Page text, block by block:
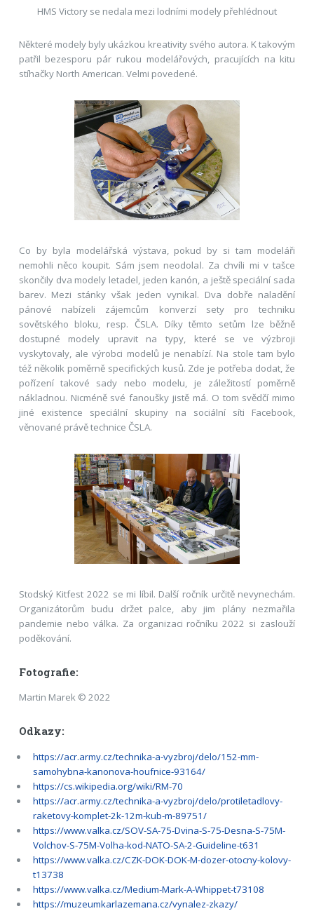
HMS Victory se nedala mezi lodními modely přehlédnout
Některé modely byly ukázkou kreativity svého autora. K takovým
patřil bezesporu pár rukou modelářových, pracujících na kitu
stíhačky North American. Velmi povedené.
Co by byla modelářská výstava, pokud by si tam modeláři
nemohli něco koupit. Sám jsem neodolal. Za chvíli mi v tašce
skončily dva modely letadel, jeden kanón, a ještě speciální sada
barev. Mezi stánky však jeden vynikal. Dva dobře naladění
pánové nabízeli zájemcům konverzí sety pro techniku
sovětského bloku, resp. ČSLA. Díky těmto setům lze běžně
dostupné modely upravit na typy, které se ve výzbroji
vyskytovaly, ale výrobci modelů je nenabízí. Na stole tam bylo
též několik poměrně specifických kusů. Zde je potřeba dodat, že
pořízení takové sady nebo modelu, je záležitostí poměrně
nákladnou. Nicméně své fanoušky jistě má. O tom svědčí mimo
jiné existence speciální skupiny na sociální síti Facebook,
věnované právě technice ČSLA.
Stodský Kitfest 2022 se mi líbil. Další ročník určitě nevynechám.
Organizátorům budu držet palce, aby jim plány nezmařila
pandemie nebo válka. Za organizaci ročníku 2022 si zaslouží
poděkování.
Fotografie:
Martin Marek © 2022
Odkazy:
https://acr.army.cz/technika-a-vyzbroj/delo/152-mm-
samohybna-kanonova-houfnice-93164/
https://cs.wikipedia.org/wiki/RM-70
https://acr.army.cz/technika-a-vyzbroj/delo/protiletadlovy-
raketovy-komplet-2k-12m-kub-m-89751/
https://www.valka.cz/SOV-SA-75-Dvina-S-75-Desna-S-75M-
Volchov-S-75M-Volha-kod-NATO-SA-2-Guideline-t631
https://www.valka.cz/CZK-DOK-DOK-M-dozer-otocny-kolovy-
t13738
https://www.valka.cz/Medium-Mark-A-Whippet-t73108
https://muzeumkarlazemana.cz/vynalez-zkazy/